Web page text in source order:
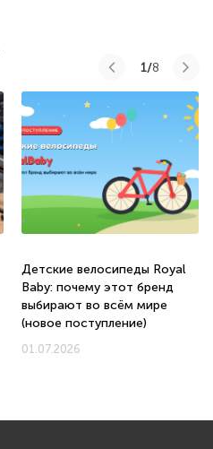
Детские велосипеды Royal
Baby: почему этот бренд
выбирают во всём мире
(новое поступление)
01.07.2026
1/8